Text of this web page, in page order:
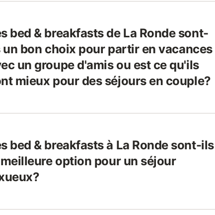
bed & breakfasts de La Ronde sont-
un bon choix pour partir en vacances
un groupe d'amis ou est ce qu'ils
mieux pour des séjours en couple?
bed & breakfasts à La Ronde sont-ils
option pour un séjour